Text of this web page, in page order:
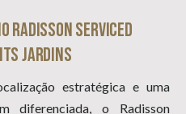
Radisson Serviced
Jardins
estratégica e uma
diferenciada, o Radisson